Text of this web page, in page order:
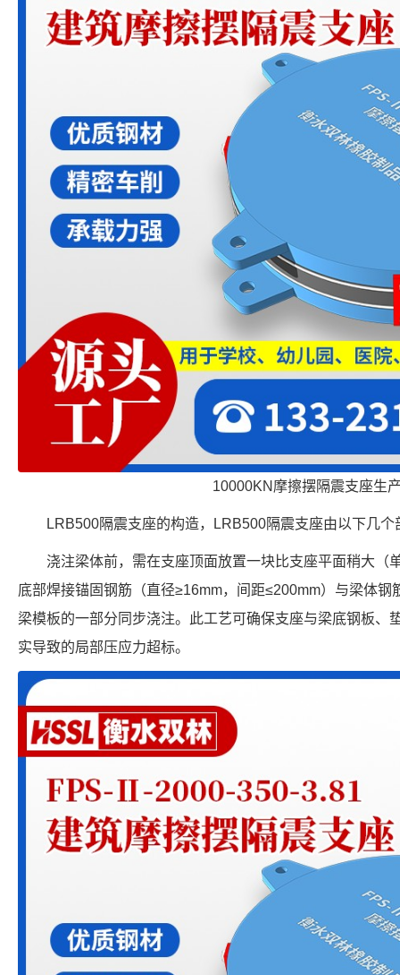
10000KN摩擦摆隔震支座生
LRB500隔震支座的构造，LRB500隔震支座由以下几个
浇注梁体前，需在支座顶面放置一块比支座平面稍大（
底部焊接锚固钢筋（直径≥16mm，间距≤200mm）与梁体
梁模板的一部分同步浇注。此工艺可确保支座与梁底钢板、
实导致的局部压应力超标。